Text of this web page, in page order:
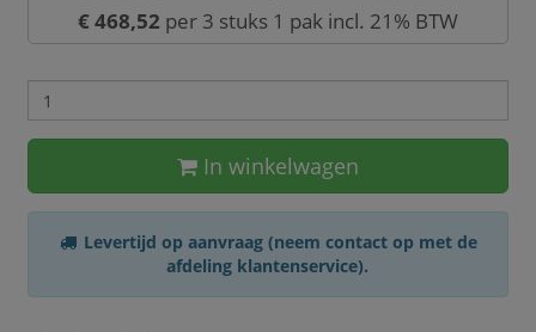
€ 468,52 per 3 stuks 1 pak incl. 21% BTW
In winkelwagen
Levertijd op aanvraag (neem contact op met de
afdeling klantenservice).